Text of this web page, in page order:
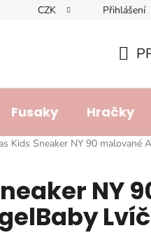
Doprava a platba
CZK Přihlášení
KOŠÍK
Fusaky Hračky
Kids Sneaker NY 90 malované
NY